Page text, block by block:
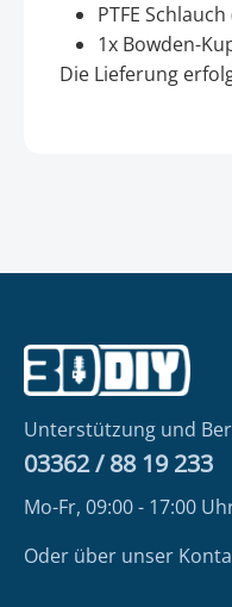
PTFE
1x Bowden-
Die Lieferung
Unterstützung und
03362 / 88 19 233
Mo-Fr, 09:00 - 17:00
Oder über unser